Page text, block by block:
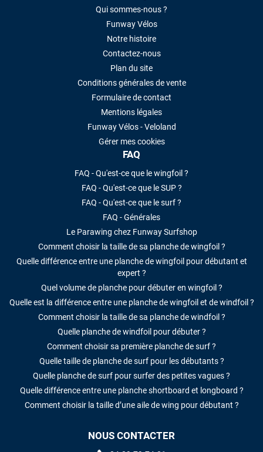
Qui sommes-nous ?
Funway Vélos
Notre histoire
Contactez-nous
Plan du site
Conditions générales de vente
Formulaire de contact
Mentions légales
Funway Vélos - Veloland
Gérer mes cookies
FAQ
FAQ - Qu'est-ce que le wingfoil ?
FAQ - Qu'est-ce que le SUP ?
FAQ - Qu'est-ce que le surf ?
FAQ - Générales
Le Parawing chez Funway Surfshop
Comment choisir la taille de sa planche de wingfoil ?
Quelle différence entre une planche de wingfoil pour débutant et
expert ?
Quel volume de planche pour débuter en wingfoil ?
Quelle est la différence entre une planche de wingfoil et de windfoil ?
Comment choisir la taille de sa planche de windfoil ?
Quelle planche de windfoil pour débuter ?
Comment choisir sa première planche de surf ?
Quelle taille de planche de surf pour les débutants ?
Quelle planche de surf pour surfer des petites vagues ?
Quelle différence entre une planche shortboard et longboard ?
Comment choisir la taille d’une aile de wing pour débutant ?
NOUS CONTACTER